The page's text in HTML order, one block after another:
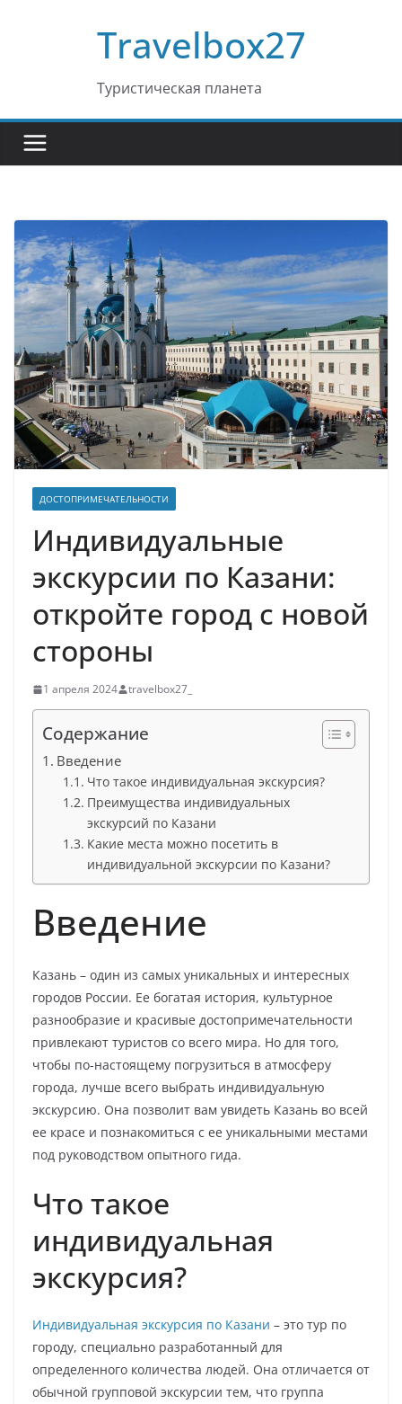
Travelbox27
Туристическая планета
ДОСТОПРИМЕЧАТЕЛЬНОСТИ
Индивидуальные
экскурсии по Казани:
откройте город с новой
стороны
1 апреля 2024 travelbox27_
Содержание
Введение
Что такое индивидуальная экскурсия?
Преимущества индивидуальных
экскурсий по Казани
Какие места можно посетить в
индивидуальной экскурсии по Казани?
Введение
Казань – один из самых уникальных и интересных
городов России. Ее богатая история, культурное
разнообразие и красивые достопримечательности
привлекают туристов со всего мира. Но для того,
чтобы по-настоящему погрузиться в атмосферу
города, лучше всего выбрать индивидуальную
экскурсию. Она позволит вам увидеть Казань во всей
ее красе и познакомиться с ее уникальными местами
под руководством опытного гида.
Что такое
индивидуальная
экскурсия?
Индивидуальная экскурсия по Казани – это тур по
городу, специально разработанный для
определенного количества людей. Она отличается от
обычной групповой экскурсии тем, что группа